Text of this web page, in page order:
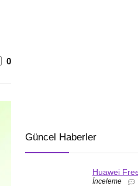
0
Güncel Haberler
Huawei
İnceleme